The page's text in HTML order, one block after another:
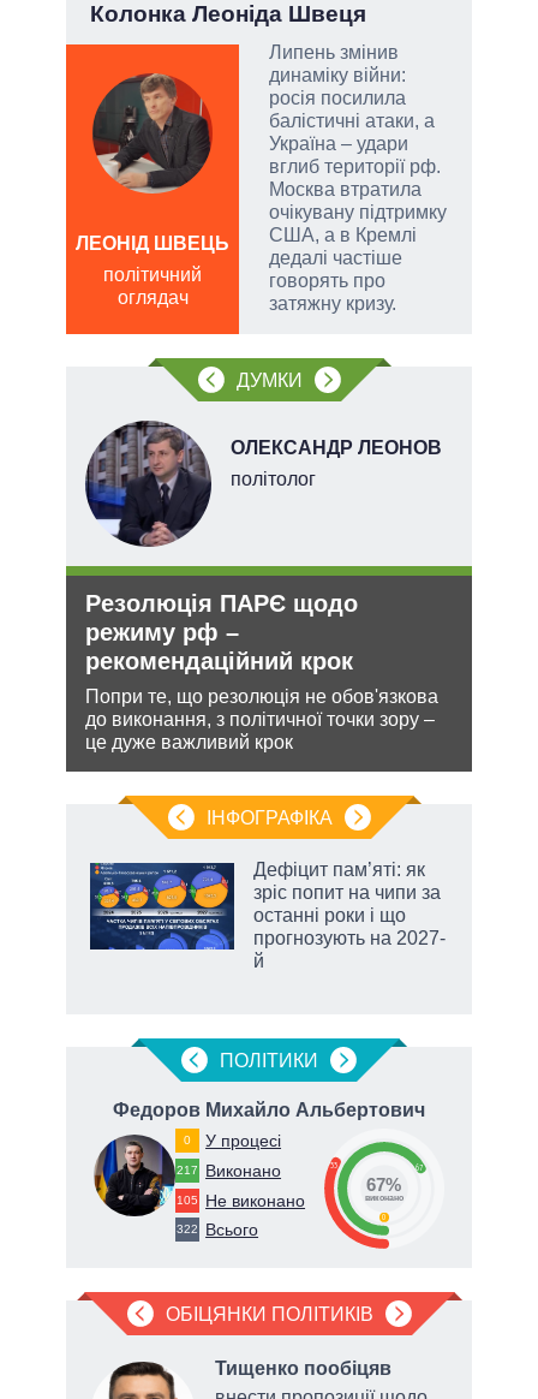
Колонка Леоніда Швеця
Липень змінив
динаміку війни:
росія посилила
балістичні атаки, а
Україна – удари
вглиб території рф.
Москва втратила
очікувану підтримку
США, а в Кремлі
дедалі частіше
говорять про
затяжну кризу.
ЛЕОНІД ШВЕЦЬ
політичний
оглядач
ДУМКИ
ОЛЕКСАНДР ЛЕОНОВ
політолог
Резолюція ПАРЄ щодо
режиму рф –
рекомендаційний крок
Попри те, що резолюція не обов'язкова
до виконання, з політичної точки зору –
це дуже важливий крок
ІНФОГРАФІКА
Дефіцит пам’яті: як
зріс попит на чипи за
останні роки і що
прогнозують на 2027-
й
ПОЛIТИКИ
Федоров Михайло Альбертович
0 У процесі
217 Виконано
105 Не виконано
322 Всього
33 67
0
67%
виконано
ОБІЦЯНКИ ПОЛІТИКІВ
Тищенко пообіцяв